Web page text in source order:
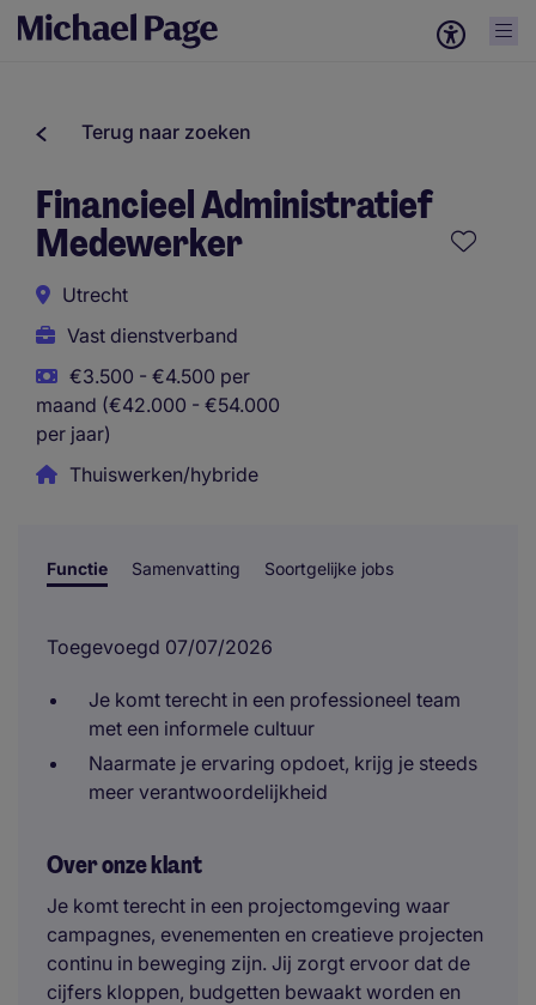
Terug naar zoeken
Financieel Administratief
Medewerker
Utrecht
Vast dienstverband
€3.500 - €4.500 per
maand (€42.000 - €54.000
per jaar)
Thuiswerken/hybride
Functie Samenvatting Soortgelijke jobs
Toegevoegd 07/07/2026
Je komt terecht in een professioneel team
met een informele cultuur
Naarmate je ervaring opdoet, krijg je steeds
meer verantwoordelijkheid
Over onze klant
Je komt terecht in een projectomgeving waar
campagnes, evenementen en creatieve projecten
continu in beweging zijn. Jij zorgt ervoor dat de
cijfers kloppen, budgetten bewaakt worden en